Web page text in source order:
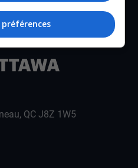
QC J8Z 1W5
préférences